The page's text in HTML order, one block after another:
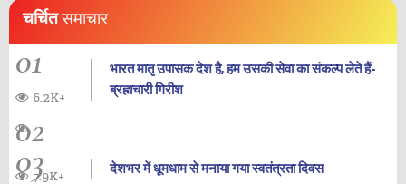
चर्चितसमाचार
01
भारत मातृ उपासक देश है, हम उसकी सेवा का संकल्प लेते हैं-
ब्रह्मचारी गिरीश
6.2K+
02
03 देशभर में धूमधाम से मनाया गया स्वतंत्रता दिवस
7.9K+